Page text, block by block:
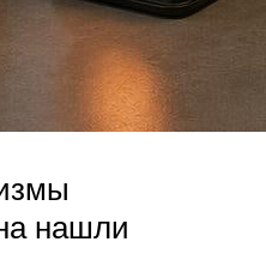
нашли